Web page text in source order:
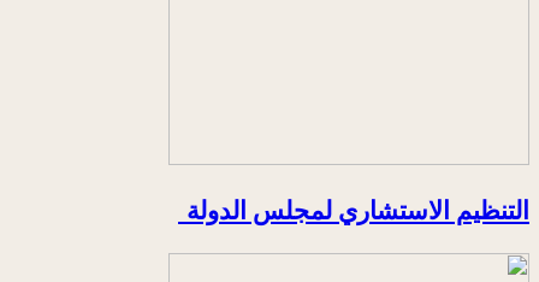
التنظيم الاستشاري لمجلس الدولة